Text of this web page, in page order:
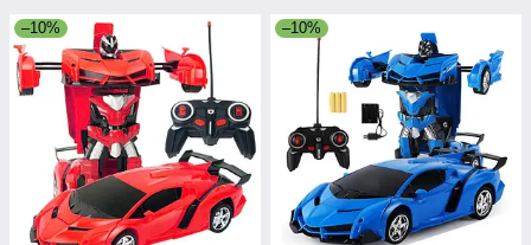
–10% –10%